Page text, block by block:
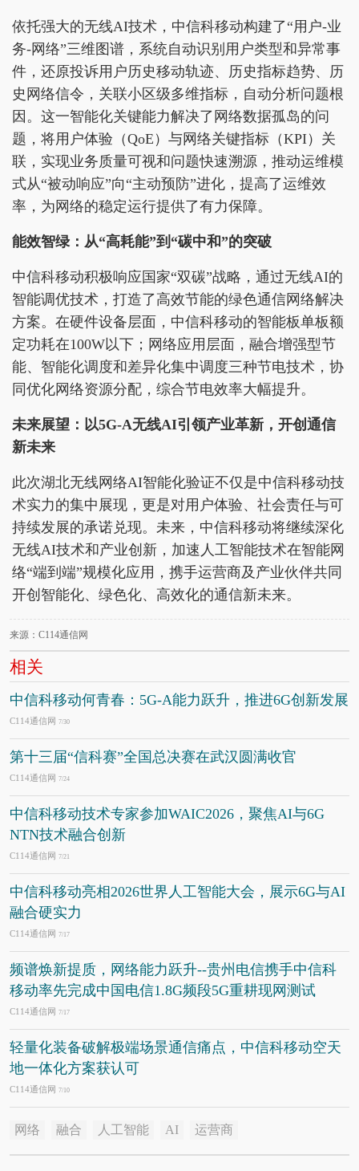
依托强大的无线AI技术，中信科移动构建了“用户-业
务-网络”三维图谱，系统自动识别用户类型和异常事
件，还原投诉用户历史移动轨迹、历史指标趋势、历
史网络信令，关联小区级多维指标，自动分析问题根
因。这一智能化关键能力解决了网络数据孤岛的问
题，将用户体验（QoE）与网络关键指标（KPI）关
联，实现业务质量可视和问题快速溯源，推动运维模
式从“被动响应”向“主动预防”进化，提高了运维效
率，为网络的稳定运行提供了有力保障。
能效智绿：从“高耗能”到“碳中和”的突破
中信科移动积极响应国家“双碳”战略，通过无线AI的
智能调优技术，打造了高效节能的绿色通信网络解决
方案。在硬件设备层面，中信科移动的智能板单板额
定功耗在100W以下；网络应用层面，融合增强型节
能、智能化调度和差异化集中调度三种节电技术，协
同优化网络资源分配，综合节电效率大幅提升。
未来展望： 以5G-A无线AI引领产业革新，开创通信
新未来
此次湖北无线网络AI智能化验证不仅是中信科移动技
术实力的集中展现，更是对用户体验、社会责任与可
持续发展的承诺兑现。未来，中信科移动将继续深化
无线AI技术和产业创新，加速人工智能技术在智能网
络“端到端”规模化应用，携手运营商及产业伙伴共同
开创智能化、绿色化、高效化的通信新未来。
来源：C114通信网
相关
中信科移动何青春：5G-A能力跃升，推进6G创新发展
C114通信网 7/30
第十三届“信科赛”全国总决赛在武汉圆满收官
C114通信网 7/24
中信科移动技术专家参加WAIC2026，聚焦AI与6G
NTN技术融合创新
C114通信网 7/21
中信科移动亮相2026世界人工智能大会，展示6G与AI
融合硬实力
C114通信网 7/17
频谱焕新提质，网络能力跃升--贵州电信携手中信科
移动率先完成中国电信1.8G频段5G重耕现网测试
C114通信网 7/17
轻量化装备破解极端场景通信痛点，中信科移动空天
地一体化方案获认可
C114通信网 7/10
网络 融合 人工智能 AI 运营商